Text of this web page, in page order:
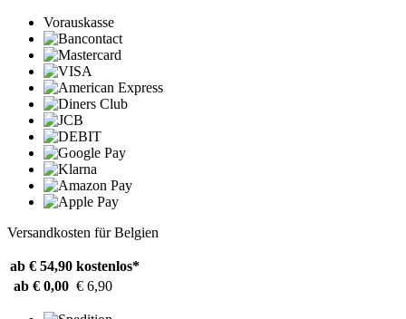
Vorauskasse
Versandkosten für Belgien
ab € 54,90 kostenlos*
ab € 0,00 € 6,90